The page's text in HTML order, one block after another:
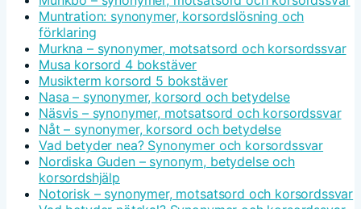
Muntration: synonymer, korsordslösning och
förklaring
Murkna – synonymer, motsatsord och korsordssvar
Musa korsord 4 bokstäver
Musikterm korsord 5 bokstäver
Nasa – synonymer, korsord och betydelse
Näsvis – synonymer, motsatsord och korsordssvar
Nåt – synonymer, korsord och betydelse
Vad betyder nea? Synonymer och korsordssvar
Nordiska Guden – synonym, betydelse och
korsordshjälp
Notorisk – synonymer, motsatsord och korsordssvar